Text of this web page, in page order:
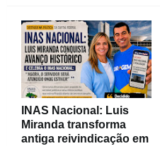
INAS Nacional: Luis
Miranda transforma
antiga reivindicação em